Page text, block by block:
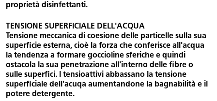
proprietà disinfettanti.
TENSIONE SUPERFICIALE DELL'ACQUA
Tensione meccanica di coesione delle particelle sulla sua
superficie esterna, cioè la forza che conferisce all'acqua
la tendenza a formare goccioline sferiche e quindi
ostacola la sua penetrazione all'interno delle fibre o
sulle superfici. I tensioattivi abbassano la tensione
superficiale dell'acuqa aumentandone la bagnabilità e il
potere detergente.